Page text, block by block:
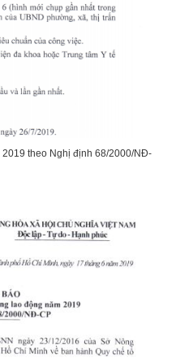
theo Nghị định 68/2000/NĐ-